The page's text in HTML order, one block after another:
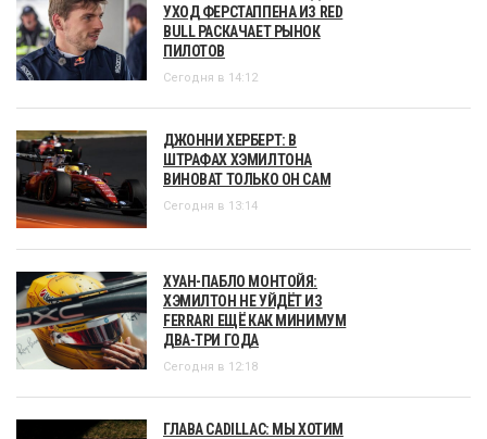
УХОД ФЕРСТАППЕНА ИЗ RED
BULL РАСКАЧАЕТ РЫНОК
ПИЛОТОВ
Сегодня в 14:12
ДЖОННИ ХЕРБЕРТ: В
ШТРАФАХ ХЭМИЛТОНА
ВИНОВАТ ТОЛЬКО ОН САМ
Сегодня в 13:14
ХУАН-ПАБЛО МОНТОЙЯ:
ХЭМИЛТОН НЕ УЙДЁТ ИЗ
FERRARI ЕЩЁ КАК МИНИМУМ
ДВА-ТРИ ГОДА
Сегодня в 12:18
ГЛАВА CADILLAC: МЫ ХОТИМ